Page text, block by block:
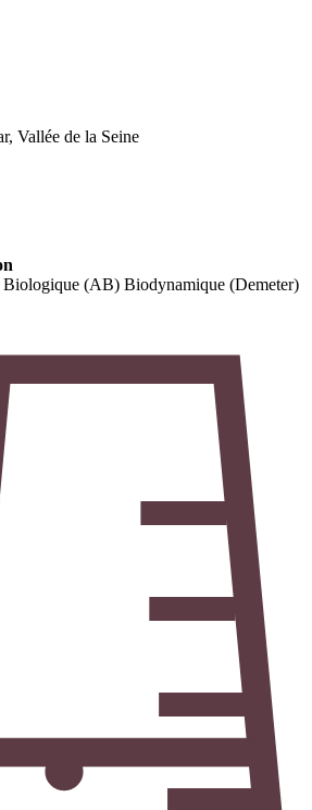
Vallée de la Seine
(AB) Biodynamique (Demeter)